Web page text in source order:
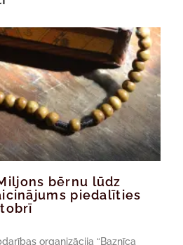
bērnu lūdz
piedalīties
organizācija “Baznīca